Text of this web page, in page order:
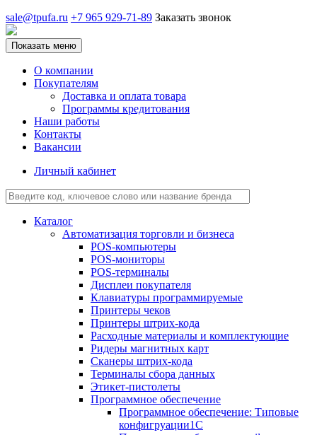
sale@tpufa.ru +7 965 929-71-89 Заказать звонок
Показать меню
О компании
Покупателям
Доставка и оплата товара
Программы кредитования
Наши работы
Контакты
Вакансии
Личный кабинет
Каталог
Автоматизация торговли и бизнеса
POS-компьютеры
POS-мониторы
POS-терминалы
Дисплеи покупателя
Клавиатуры программируемые
Принтеры чеков
Принтеры штрих-кода
Расходные материалы и комплектующие
Ридеры магнитных карт
Сканеры штрих-кода
Терминалы сбора данных
Этикет-пистолеты
Программное обеспечение
Программное обеспечение: Типовые
конфигруации1С